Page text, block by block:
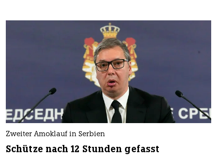
Zweiter Amoklauf in Serbien
Schütze nach 12 Stunden gefasst